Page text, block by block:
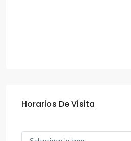
Horarios De Visita